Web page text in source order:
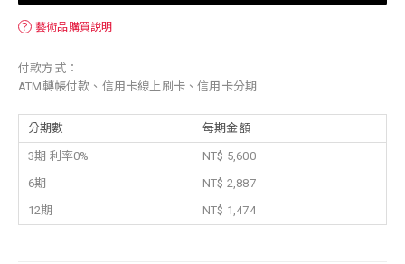
？ 藝術品購買說明
付款方式：
ATM轉帳付款、信用卡線上刷卡、信用卡分期
分期數 每期金額
3期 利率0%
NT$ 5,600
6期
NT$ 2,887
12期
NT$ 1,474